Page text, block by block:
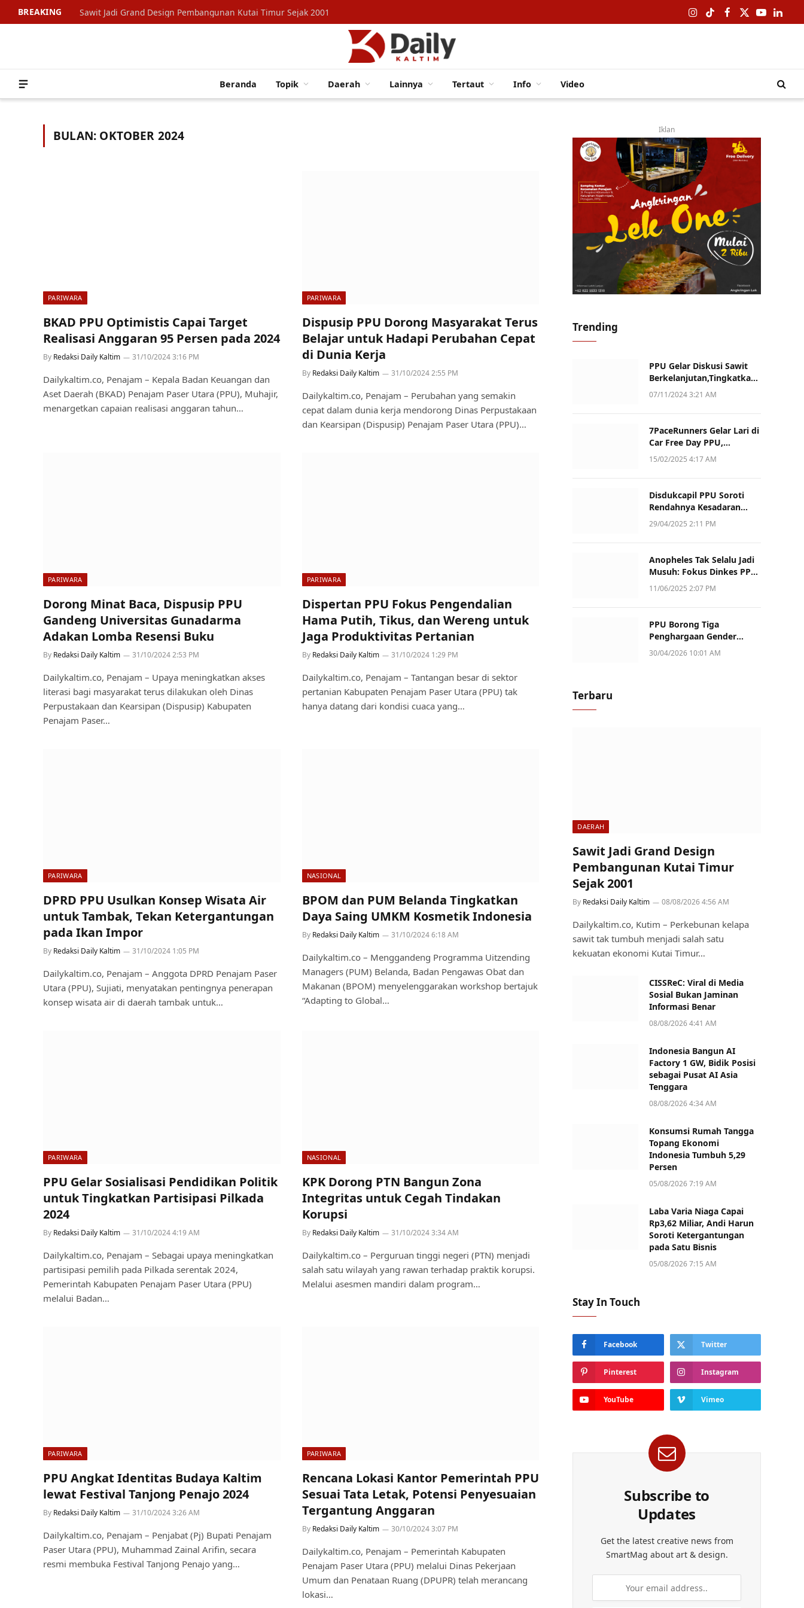
BREAKING Sawit Jadi Grand Design Pembangunan Kutai Timur Sejak 2001 Instagram
TikTokFacebook
X
YouTube
Beranda Topik Daerah Lainnya Tertaut Info Video
BULAN: OKTOBER 2024
PARIWARA
BKAD PPU Optimistis Capai Target
Realisasi Anggaran 95 Persen pada 2024
By Redaksi Daily Kaltim 31/10/2024 3:16 PM
Dailykaltim.co, Penajam – Kepala Badan Keuangan dan
Aset Daerah (BKAD) Penajam Paser Utara (PPU), Muhajir,
menargetkan capaian realisasi anggaran tahun…
PARIWARA
Dispusip PPU Dorong Masyarakat Terus
Belajar untuk Hadapi Perubahan Cepat
di Dunia Kerja
By Redaksi Daily Kaltim 31/10/2024 2:55 PM
Dailykaltim.co, Penajam – Perubahan yang semakin
cepat dalam dunia kerja mendorong Dinas Perpustakaan
dan Kearsipan (Dispusip) Penajam Paser Utara (PPU)…
PARIWARA
Dorong Minat Baca, Dispusip PPU
Gandeng Universitas Gunadarma
Adakan Lomba Resensi Buku
By Redaksi Daily Kaltim 31/10/2024 2:53 PM
Dailykaltim.co, Penajam – Upaya meningkatkan akses
literasi bagi masyarakat terus dilakukan oleh Dinas
Perpustakaan dan Kearsipan (Dispusip) Kabupaten
Penajam Paser…
PARIWARA
Dispertan PPU Fokus Pengendalian
Hama Putih, Tikus, dan Wereng untuk
Jaga Produktivitas Pertanian
By Redaksi Daily Kaltim 31/10/2024 1:29 PM
Dailykaltim.co, Penajam – Tantangan besar di sektor
pertanian Kabupaten Penajam Paser Utara (PPU) tak
hanya datang dari kondisi cuaca yang…
PARIWARA
DPRD PPU Usulkan Konsep Wisata Air
untuk Tambak, Tekan Ketergantungan
pada Ikan Impor
By Redaksi Daily Kaltim 31/10/2024 1:05 PM
Dailykaltim.co, Penajam – Anggota DPRD Penajam Paser
Utara (PPU), Sujiati, menyatakan pentingnya penerapan
konsep wisata air di daerah tambak untuk…
NASIONAL
BPOM dan PUM Belanda Tingkatkan
Daya Saing UMKM Kosmetik Indonesia
By Redaksi Daily Kaltim 31/10/2024 6:18 AM
Dailykaltim.co – Menggandeng Programma Uitzending
Managers (PUM) Belanda, Badan Pengawas Obat dan
Makanan (BPOM) menyelenggarakan workshop bertajuk
“Adapting to Global…
PARIWARA
PPU Gelar Sosialisasi Pendidikan Politik
untuk Tingkatkan Partisipasi Pilkada
2024
By Redaksi Daily Kaltim 31/10/2024 4:19 AM
Dailykaltim.co, Penajam – Sebagai upaya meningkatkan
partisipasi pemilih pada Pilkada serentak 2024,
Pemerintah Kabupaten Penajam Paser Utara (PPU)
melalui Badan…
NASIONAL
KPK Dorong PTN Bangun Zona
Integritas untuk Cegah Tindakan
Korupsi
By Redaksi Daily Kaltim 31/10/2024 3:34 AM
Dailykaltim.co – Perguruan tinggi negeri (PTN) menjadi
salah satu wilayah yang rawan terhadap praktik korupsi.
Melalui asesmen mandiri dalam program…
PARIWARA
PPU Angkat Identitas Budaya Kaltim
lewat Festival Tanjong Penajo 2024
By Redaksi Daily Kaltim 31/10/2024 3:26 AM
Dailykaltim.co, Penajam – Penjabat (Pj) Bupati Penajam
Paser Utara (PPU), Muhammad Zainal Arifin, secara
resmi membuka Festival Tanjong Penajo yang…
PARIWARA
Rencana Lokasi Kantor Pemerintah PPU
Sesuai Tata Letak, Potensi Penyesuaian
Tergantung Anggaran
By Redaksi Daily Kaltim 30/10/2024 3:07 PM
Dailykaltim.co, Penajam – Pemerintah Kabupaten
Penajam Paser Utara (PPU) melalui Dinas Pekerjaan
Umum dan Penataan Ruang (DPUPR) telah merancang
lokasi…
Iklan
Trending
PPU Gelar Diskusi Sawit
Berkelanjutan,Tingkatkan
Daya Saing dan Kualitas
07/11/2024 3:21 AM
7PaceRunners Gelar Lari di
Car Free Day PPU,
Kampanye Gaya Hidup
15/02/2025 4:17 AM
Disdukcapil PPU Soroti
Rendahnya Kesadaran
Warga Soal Pelaporan
29/04/2025 2:11 PM
Anopheles Tak Selalu Jadi
Musuh: Fokus Dinkes PPU
Kini ke Penularan Aktif di
11/06/2025 2:07 PM
PPU Borong Tiga
Penghargaan Gender
Champion Kaltim 2026,
30/04/2026 10:01 AM
Terbaru
DAERAH
Sawit Jadi Grand Design
Pembangunan Kutai Timur
Sejak 2001
By Redaksi Daily Kaltim 08/08/2026 4:56 AM
Dailykaltim.co, Kutim – Perkebunan kelapa
sawit tak tumbuh menjadi salah satu
kekuatan ekonomi Kutai Timur…
CISSReC: Viral di Media
Sosial Bukan Jaminan
Informasi Benar
08/08/2026 4:41 AM
Indonesia Bangun AI
Factory 1 GW, Bidik Posisi
sebagai Pusat AI Asia
Tenggara
08/08/2026 4:34 AM
Konsumsi Rumah Tangga
Topang Ekonomi
Indonesia Tumbuh 5,29
Persen
05/08/2026 7:19 AM
Laba Varia Niaga Capai
Rp3,62 Miliar, Andi Harun
Soroti Ketergantungan
pada Satu Bisnis
05/08/2026 7:15 AM
Stay In Touch
Facebook Twitter
Pinterest Instagram
YouTube Vimeo
Subscribe to
Updates
Get the latest creative news from
SmartMag about art & design.